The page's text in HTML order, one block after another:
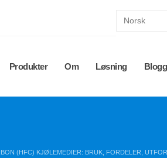
Produkter Om Løsning Blogg
(HFC) KJØLEMEDIER: BRUK, FORDELER,